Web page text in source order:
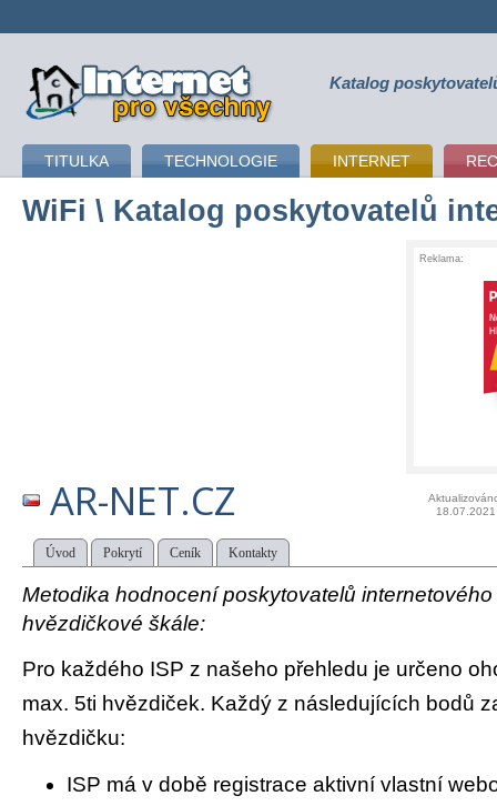
připojení k internetu Katalog
TITULKA TECHNOLOGIE INTERNET
WiFi \ Katalog poskytovatelů
Reklama:
AR-NET.CZ
18.07.2021
Úvod Pokrytí Ceník Kontakty
Metodika hodnocení poskytovatelů
hvězdičkové škále:
Pro každého ISP z našeho přehledu je určeno
max. 5ti hvězdiček. Každý z následujících bodů
hvězdičku:
ISP má v době registrace aktivní vlastní